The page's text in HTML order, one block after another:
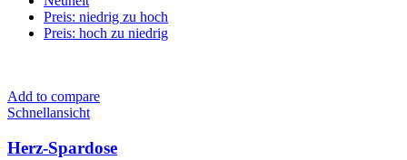
Preis: niedrig zu hoch
Preis: hoch zu niedrig
Add to compare
Schnellansicht
Herz-Spardose